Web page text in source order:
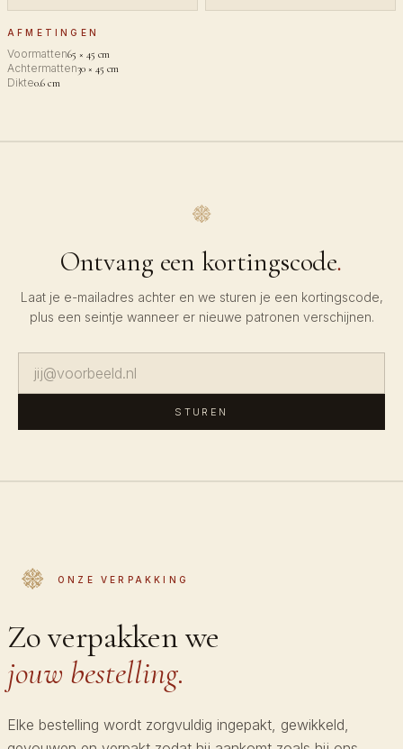
AFMETINGEN
Voormatten65 × 45 cm
Achtermatten30 × 45 cm
Dikte0.6 cm
Ontvang een kortingscode.
Laat je e-mailadres achter en we sturen je een kortingscode,
plus een seintje wanneer er nieuwe patronen verschijnen.
STUREN
ONZE VERPAKKING
Zo verpakken we
jouw bestelling.
Elke bestelling wordt zorgvuldig ingepakt, gewikkeld,